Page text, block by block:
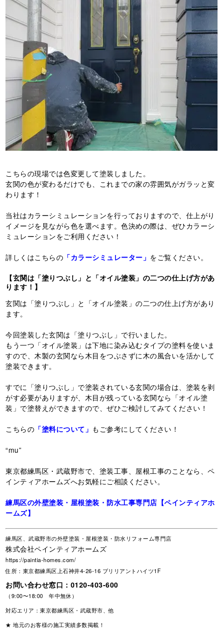
こちらの現場では色変更して塗装しました。
玄関の色が変わるだけでも、これまでの家の雰囲気がガラッと変
わります！
当社はカラーシミュレーションを行っておりますので、仕上がり
イメージを見ながら色を選べます。色決めの際は、ぜひカラーシ
ミュレーションをご利用ください！
詳しくはこちらの 「カラーシミュレーター」 をご覧ください。
【玄関は「塗りつぶし」と「オイル塗装」の二つの仕上げ方があ
ります！】
玄関は「塗りつぶし」と「オイル塗装」の二つの仕上げ方があり
ます。
今回塗装した玄関は「塗りつぶし」で行いました。
もう一つ「オイル塗装」は下地に染み込むタイプの塗料を使いま
すので、木製の玄関なら木目をつぶさずに木の風合いを活かして
塗装できます。
すでに「塗りつぶし」で塗装されている玄関の場合は、塗装を剥
がす必要がありますが、木目が残っている玄関なら「オイル塗
装」で塗替えができますので、ぜひご検討してみてください！
こちらの 「塗料について」 もご参考にしてください！
“mu”
東京都練馬区・武蔵野市で、塗装工事、屋根工事のことなら、ペ
インティアホームズへお気軽にご相談ください。
練馬区の外壁塗装・屋根塗装・防水工事専門店【ペインティアホ
ームズ】
練馬区、武蔵野市の外壁塗装・屋根塗装・防水リフォーム専門店
株式会社ペインティアホームズ
https://paintia-homes.com/
住所：東京都練馬区上石神井4-26-16 ブリリアントハイツ1F
お問い合わせ窓口： 0120-403-600
（9:00〜18:00 年中無休）
対応エリア：東京都練馬区・武蔵野市、他
★ 地元のお客様の施工実績多数掲載！